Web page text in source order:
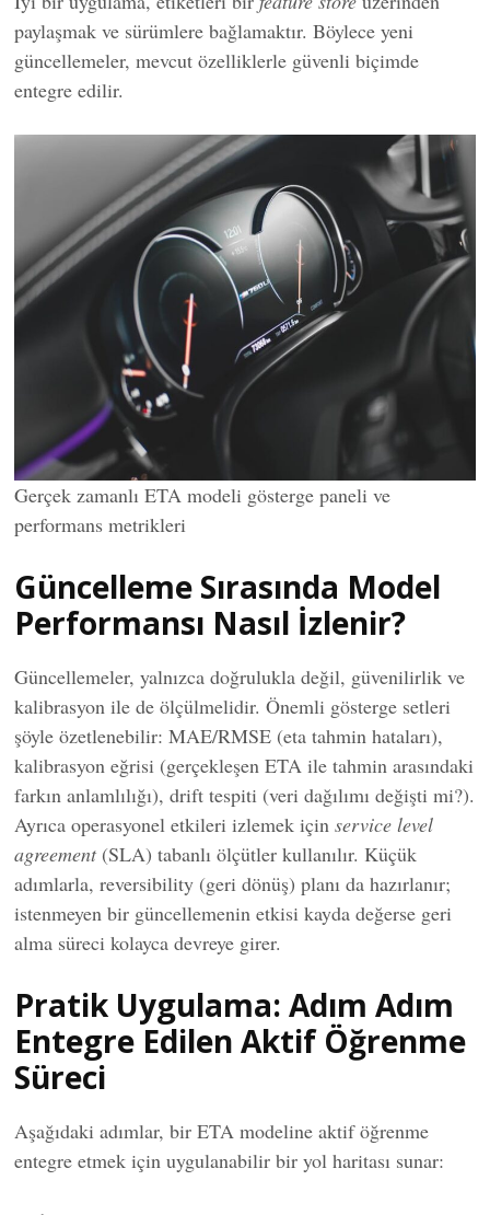
paylaşmak ve sürümlere bağlamaktır. Böylece yeni
güncellemeler, mevcut özelliklerle güvenli biçimde
entegre edilir.
Gerçek zamanlı ETA modeli gösterge paneli ve
performans metrikleri
Güncelleme Sırasında Model
Performansı Nasıl İzlenir?
Güncellemeler, yalnızca doğrulukla değil, güvenilirlik ve
kalibrasyon ile de ölçülmelidir. Önemli gösterge setleri
şöyle özetlenebilir: MAE/RMSE (eta tahmin hataları),
kalibrasyon eğrisi (gerçekleşen ETA ile tahmin arasındaki
farkın anlamlılığı), drift tespiti (veri dağılımı değişti mi?).
Ayrıca operasyonel etkileri izlemek içinservice level
agreement(SLA) tabanlı ölçütler kullanılır. Küçük
adımlarla, reversibility (geri dönüş) planı da hazırlanır;
istenmeyen bir güncellemenin etkisi kayda değerse geri
alma süreci kolayca devreye girer.
Pratik Uygulama: Adım Adım
Entegre Edilen Aktif Öğrenme
Süreci
Aşağıdaki adımlar, bir ETA modeline aktif öğrenme
entegre etmek için uygulanabilir bir yol haritası sunar: